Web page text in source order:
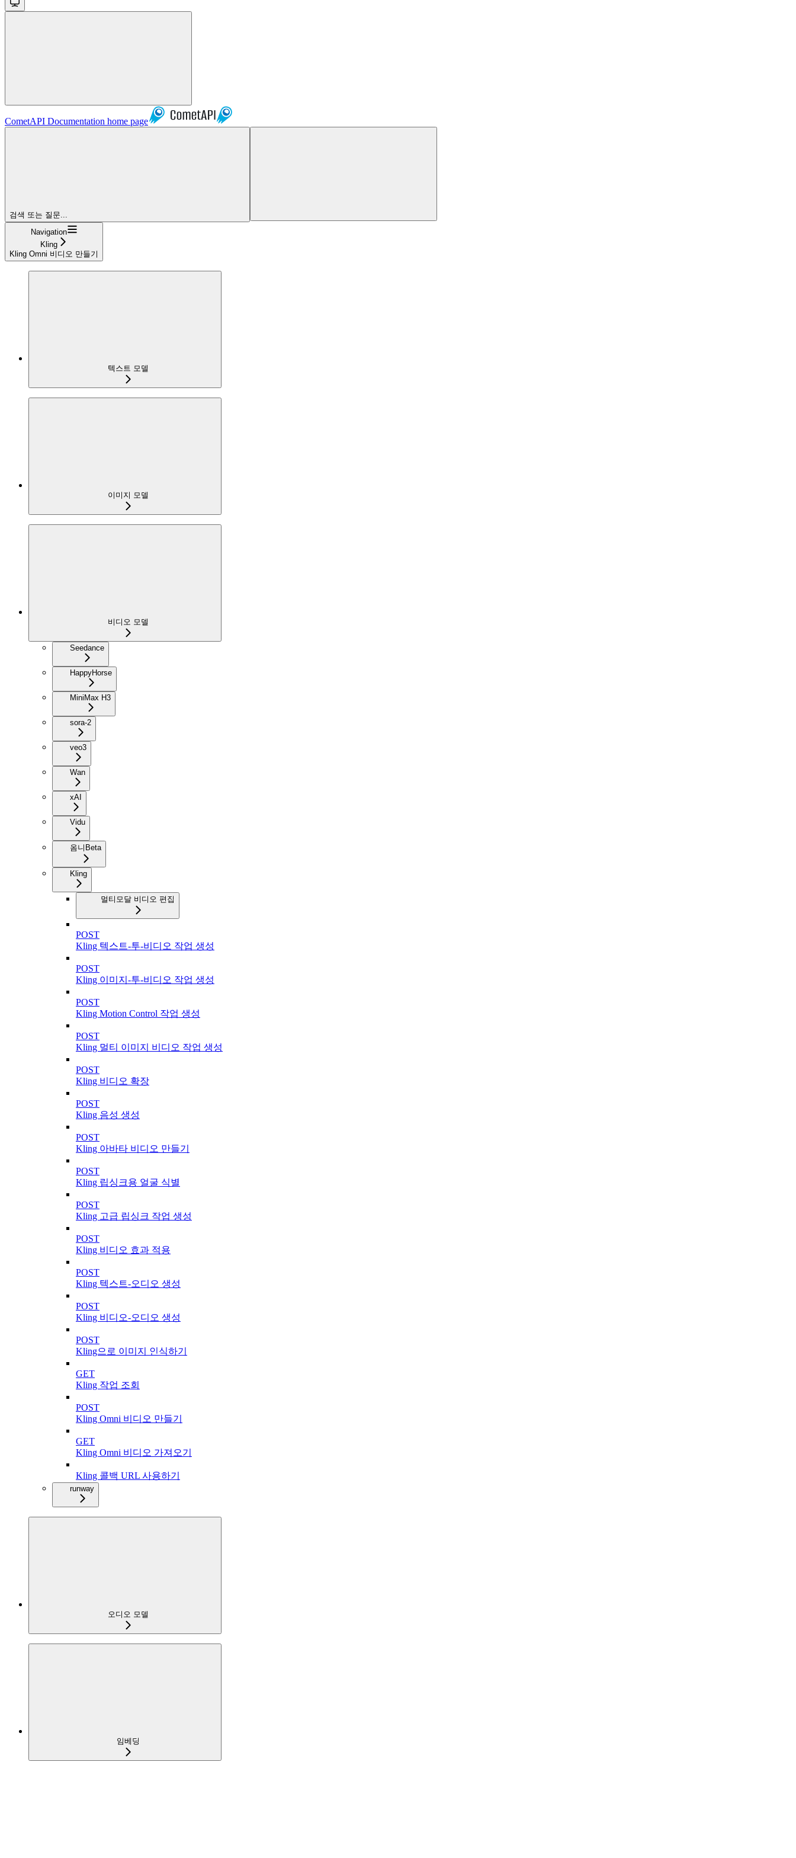
CometAPI Documentation home page
검색 또는 질문...
Navigation
Kling
Kling Omni 비디오 만들기
텍스트 모델
이미지 모델
비디오 모델
Seedance
HappyHorse
MiniMax H3
sora-2
veo3
Wan
xAI
Vidu
옴니 Beta
Kling
멀티모달 비디오 편집
POST
Kling 텍스트-투-비디오 작업 생성
POST
Kling 이미지-투-비디오 작업 생성
POST
Kling Motion Control 작업 생성
POST
Kling 멀티 이미지 비디오 작업 생성
POST
Kling 비디오 확장
POST
Kling 음성 생성
POST
Kling 아바타 비디오 만들기
POST
Kling 립싱크용 얼굴 식별
POST
Kling 고급 립싱크 작업 생성
POST
Kling 비디오 효과 적용
POST
Kling 텍스트-오디오 생성
POST
Kling 비디오-오디오 생성
POST
Kling으로 이미지 인식하기
GET
Kling 작업 조회
POST
Kling Omni 비디오 만들기
GET
Kling Omni 비디오 가져오기
Kling 콜백 URL 사용하기
runway
오디오 모델
임베딩